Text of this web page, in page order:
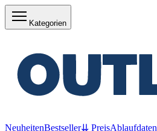
Kategorien
NeuheitenBestseller⇊ PreisAblaufdaten